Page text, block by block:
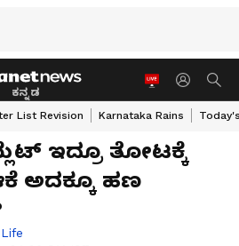
ಕನ್ನಡ
List Revision Karnataka Rains
ಇದ್ರೂ ತೋಟಕ್ಕೆ
ಅದಕ್ಕೂ ಹಣ
Life